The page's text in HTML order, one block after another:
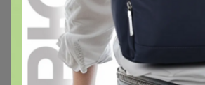
Цена за 6шт
680,4р 457,2р